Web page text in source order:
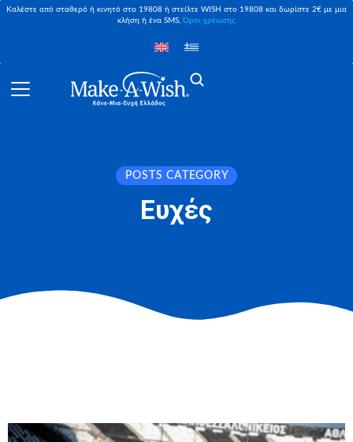
Καλέστε από σταθερό ή κινητό στο 19808 ή στείλτε WISH στο 19808 και δωρίστε 2€ με μια
κλήση ή ένα SMS,Όροι χρέωσης
POSTS CATEGORY
Ευχές